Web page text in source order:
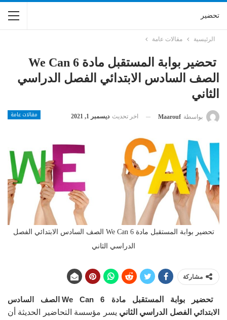
تحضير
الرئيسية مقالات عامة
تحضير بوابة المستقبل مادة We Can 6
الصف السادس الابتدائي الفصل الدراسي
الثاني
مقالات عامة بواسطة Maarouf اخر تحديث ديسمبر 1, 2021
تحضير بوابة المستقبل مادة We Can 6 الصف السادس الابتدائي الفصل
الدراسي الثاني
مشاركة
تحضير بوابة المستقبل
مادة We Can 6 الصف السادس
الابتدائي الفصل الدراسي الثاني يسر مؤسسة التحاضير الحديثة أن